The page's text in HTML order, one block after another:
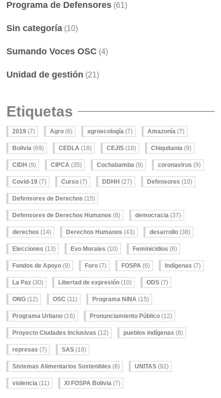
Programa de Defensores (61)
Sin categoría (10)
Sumando Voces OSC (4)
Unidad de gestión (21)
Etiquetas
2019 (7) Agro (6) agroecología (7) Amazonía (7)
Bolivia (69) CEDLA (18) CEJIS (18) Chiquitania (9)
CIDH (9) CIPCA (35) Cochabamba (9) coronavirus (9)
Covid-19 (7) Curso (7) DDHH (27) Defensores (10)
Defensores de Derechos (15)
Defensores de Derechos Humanos (8) democracia (37)
derechos (14) Derechos Humanos (43) desarrollo (38)
Elecciones (13) Evo Morales (10) Feminicidios (6)
Fondos de Apoyo (9) Foro (7) FOSPA (6) Indígenas (7)
La Paz (30) Libertad de expresión (10) ODS (7)
ONG (12) OSC (11) Programa NINA (15)
Programa Urbano (16) Pronunciamiento Público (12)
Proyecto Ciudades Inclusivas (12) pueblos indígenas (8)
represas (7) SAS (18)
Sistemas Alimentarios Sostenibles (6) UNITAS (92)
violencia (11) XI FOSPA Bolivia (7)